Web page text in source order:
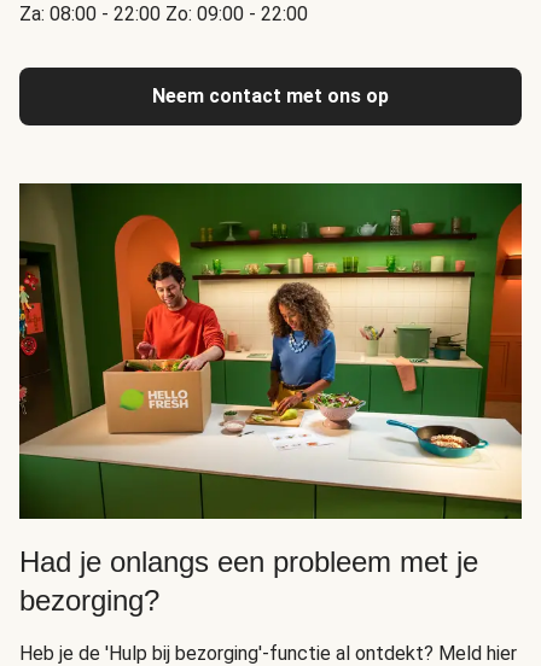
Za: 08:00 - 22:00 Zo: 09:00 - 22:00
Neem contact met ons op
Had je onlangs een probleem met je
bezorging?
Heb je de 'Hulp bij bezorging'-functie al ontdekt? Meld hier